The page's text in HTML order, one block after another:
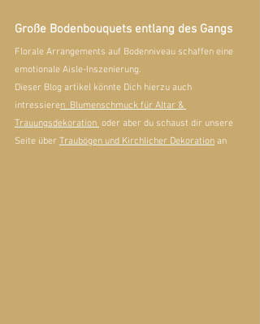
Große Bodenbouquets entlang des Gangs
Florale Arrangements auf Bodenniveau schaffen eine
emotionale Aisle-Inszenierung.
Dieser Blog artikel könnte Dich hierzu auch
intressieren  Blumenschmuck für Altar &
Trauungsdekoration oder aber du schaust dir unsere
Seite über Traubögen und Kirchlicher Dekoration an